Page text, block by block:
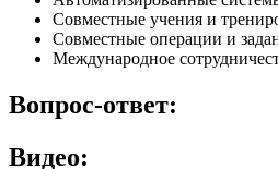
Совместные учения и
Совместные операции и
Международное
Вопрос-ответ:
Видео: